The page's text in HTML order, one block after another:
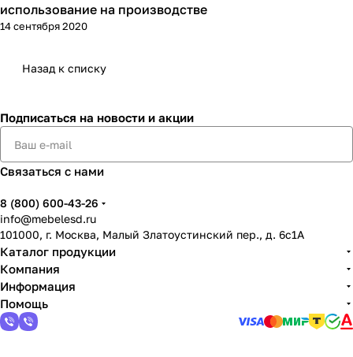
использование на производстве
14 сентября 2020
Назад к списку
Подписаться на новости и акции
Связаться с нами
8 (800) 600-43-26
info@mebelesd.ru
101000, г. Москва, Малый Златоустинский пер., д. 6с1А
Каталог продукции
Компания
Информация
Помощь